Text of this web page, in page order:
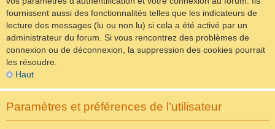
fournissent aussi des fonctionnalités telles que les indicateurs de
lecture des messages (lu ou non lu) si cela a été activé par un
administrateur du forum. Si vous rencontrez des problèmes de
connexion ou de déconnexion, la suppression des cookies pourrait
les résoudre.
Haut
Paramètres et préférences de l’utilisateur